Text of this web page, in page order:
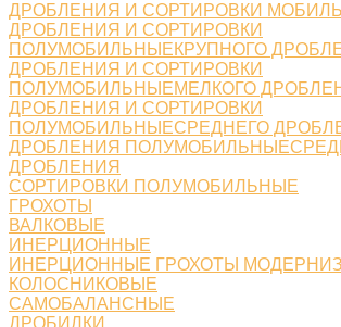
ДРОБЛЕНИЯ И СОРТИРОВКИ
ДРОБЛЕНИЯ И СОРТИРОВКИ
ПОЛУМОБИЛЬНЫЕКРУПНОГО
ДРОБЛЕНИЯ И СОРТИРОВКИ
ПОЛУМОБИЛЬНЫЕМЕЛКОГО
ДРОБЛЕНИЯ И СОРТИРОВКИ
ПОЛУМОБИЛЬНЫЕСРЕДНЕГО
ДРОБЛЕНИЯ
ДРОБЛЕНИЯ
СОРТИРОВКИ ПОЛУМОБИЛЬНЫЕ
ГРОХОТЫ
ВАЛКОВЫЕ
ИНЕРЦИОННЫЕ
ИНЕРЦИОННЫЕ ГРОХОТЫ
КОЛОСНИКОВЫЕ
САМОБАЛАНСНЫЕ
ДРОБИЛКИ